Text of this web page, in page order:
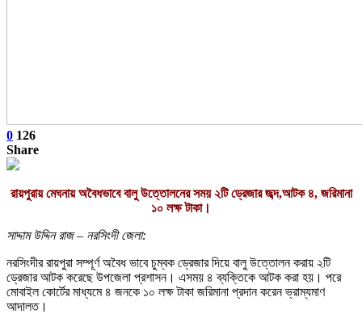
0 126
Share
রায়পুরায় মেঘনায় অবৈধভাবে বালু উত্তোলনের সময় ২টি ড্রেজার জব্দ,আটক ৪, জরিমানা
১০ লক্ষ টাকা।
সাদ্দাম উদ্দিন রাজ – নরসিংদী জেলা:
নরসিংদীর রায়পুরা সম্পূর্ণ অবৈধ ভাবে চুম্বক ড্রেজার দিয়ে বালু উত্তোলন করায় ২টি
ড্রেজার আটক করেছে উপজেলা প্রশাসন। এসময় ৪ ব্যক্তিকে আটক করা হয়। পরে
মোবাইল কোর্টের মাধ্যমে ৪ জনকে ১০ লক্ষ টাকা জরিমানা প্রদান করেন ভ্রাম্যমাণ
আদালত।